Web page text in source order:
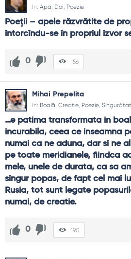
Ghid de folosire
Citește cu voce tare; ritmul
Notează o imagine pe zi și
exerciții de scriere.
Revino periodic la aceleași
cu tine.
FAQ și reflecții finale
Cum recunosc un citat poetic
E memorabil când simți o mică
imagine precisă, un adevăr spus
rămâne după lectură, e semn bun.
Nu e poezia prea „abstractă”
Nu, dacă o aduci în scenarii
scurte, jurnaling. Abstractul devine
gest mic.
Ca exercițiu de atenție: compară
nuanța. Elevii învață să nuanțeze.
In: Apă, Dor, Poezie
Poeţii – apele răzvrătite de
întorcîndu-se în propriul izvor
0 156
Mihai Prepelita
In: Boală, Creație, Poezie,
…e patima transformata in
incurabila, ceea ce inseamna
numai ca ne aduna, dar si ne
pe toate meridianele, fiindca
mele, unele de durata, ca sa
singur popas, de fapt cel mai
Rusia, tot sunt legate
numai, de creatie.
0 190